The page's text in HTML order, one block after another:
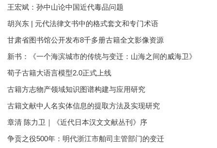
王宏斌：孙中山论中国近代毒品问题
胡兴东 | 元代法律文书中的格式套文和专门术语
甘肃省图书馆公开发布8千多册古籍全文影像资源
新书：《一个海滨城市的传统与变迁：山海之间的威海卫》
荀子古籍大语言模型2.0正式上线
古籍方志物产领域知识图谱构建与应用研究
古籍文献中人名实体信息的提取方法及实现研究
章清 陈力卫｜《近代日本汉文文献丛刊》序
争贡之役500年：明代浙江市舶司主管部门的变迁